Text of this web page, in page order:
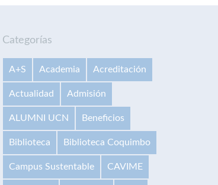
Categorías
A+S Academia Acreditación
Actualidad Admisión
ALUMNI UCN Beneficios
Biblioteca Biblioteca Coquimbo
Campus Sustentable CAVIME